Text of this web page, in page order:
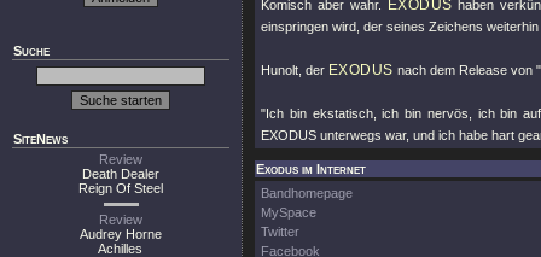
Suche
SiteNews
Review
Death Dealer
Reign Of Steel
Review
Audrey Horne
Achilles
Komisch aber wahr.
EXODUS haben
einspringen wird, der seines Zeichens
Hunolt, der EXODUS nach dem Release von
"Ich bin ekstatisch, ich bin nervös, ich bin
EXODUS unterwegs war, und ich habe hart
Exodus im Internet
Bandhomepage
MySpace
Twitter
Facebook